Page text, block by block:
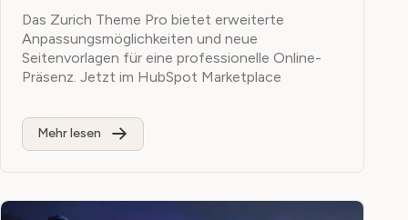
Das Zurich Theme Pro bietet erweiterte
Anpassungsmöglichkeiten und neue
Seitenvorlagen für eine professionelle Online-
Präsenz. Jetzt im HubSpot Marketplace
Mehr lesen